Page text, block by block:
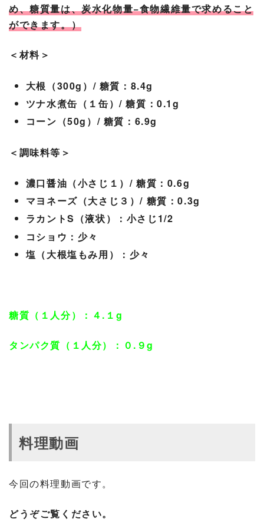
め、糖質量は、炭水化物量−食物繊維量で求めること
ができます。）
＜材料＞
大根（300g）/ 糖質：8.4g
ツナ水煮缶（１缶）/ 糖質：0.1g
コーン（50g）/ 糖質：6.9g
＜調味料等＞
濃口醤油（小さじ１）/ 糖質：0.6g
マヨネーズ（大さじ３）/ 糖質：0.3g
ラカントS（液状）：小さじ1/2
コショウ：少々
塩（大根塩もみ用）：少々
糖質（１人分）：４.１g
タンパク質（１人分）：０.９g
料理動画
今回の料理動画です。
どうぞご覧ください。